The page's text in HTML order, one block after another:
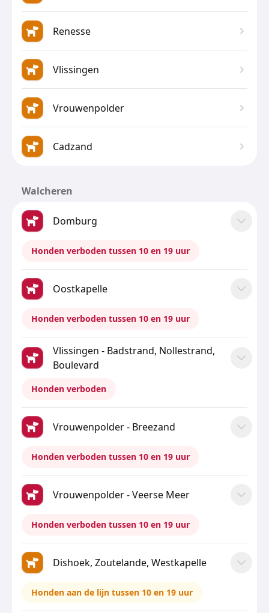
Renesse
Vlissingen
Vrouwenpolder
Cadzand
Walcheren
Domburg
Honden verboden tussen 10 en 19 uur
Oostkapelle
Honden verboden tussen 10 en 19 uur
Vlissingen - Badstrand, Nollestrand,
Boulevard
Honden verboden
Vrouwenpolder - Breezand
Honden verboden tussen 10 en 19 uur
Vrouwenpolder - Veerse Meer
Honden verboden tussen 10 en 19 uur
Dishoek, Zoutelande, Westkapelle
Honden aan de lijn tussen 10 en 19 uur